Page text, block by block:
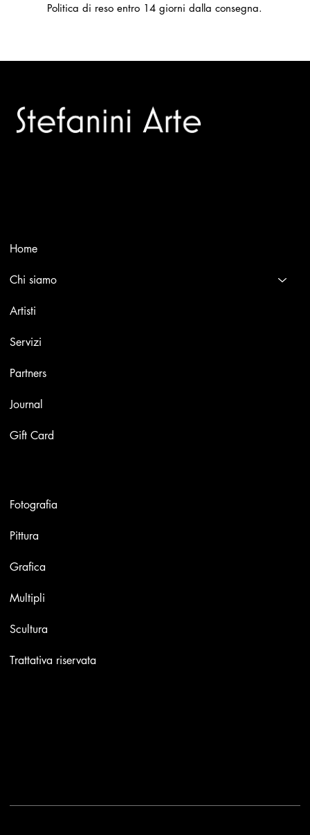
Politica di reso entro 14 giorni dalla consegna.
Home
Chi siamo
Artisti
Servizi
Partners
Journal
Gift Card
Fotografia
Pittura
Grafica
Multipli
Scultura
Trattativa riservata